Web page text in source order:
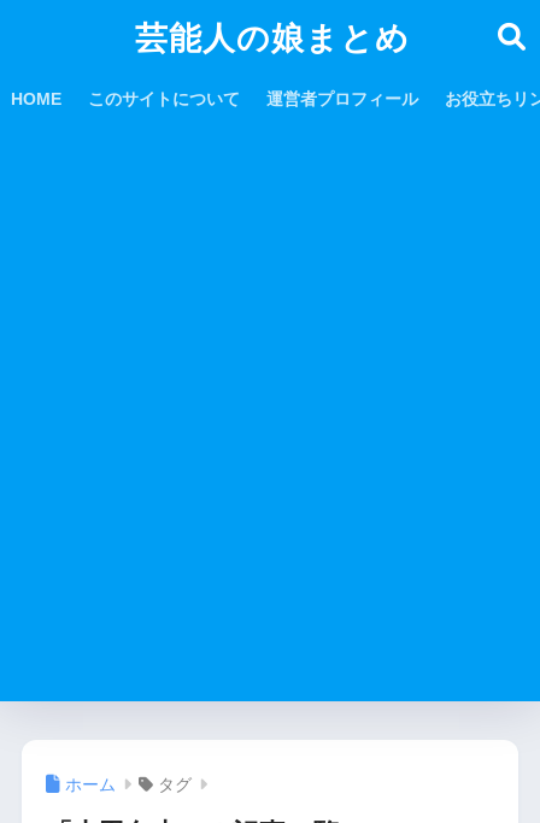
芸能人の娘まとめ
HOME このサイトについて 運営者プロフィール お役立ちリ
ホーム タグ